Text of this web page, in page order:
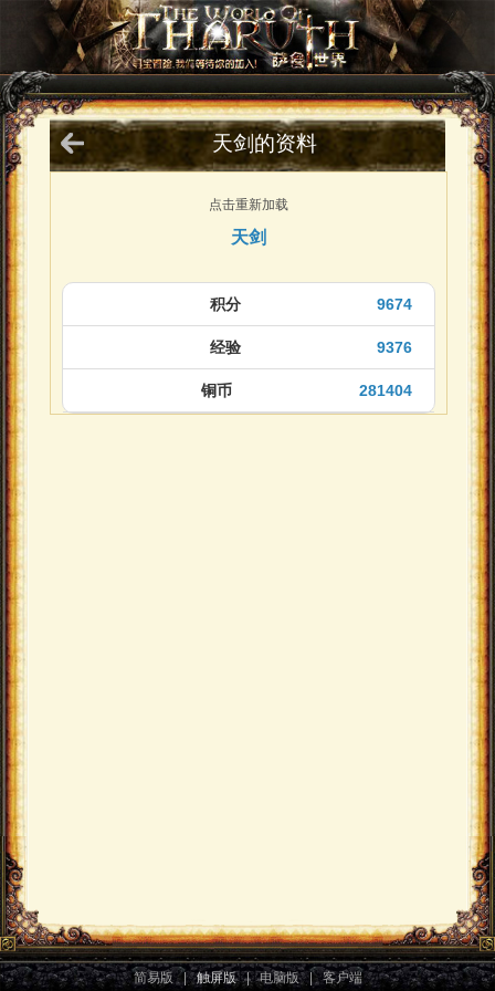
天剑的资料
点击重新加载
天剑
9674
积分
9376
经验
281404
铜币
简易版 | 触屏版 | 电脑版 | 客户端